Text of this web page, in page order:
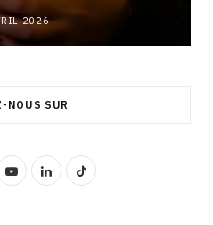
2026
NOUS SUR
Y
L
T